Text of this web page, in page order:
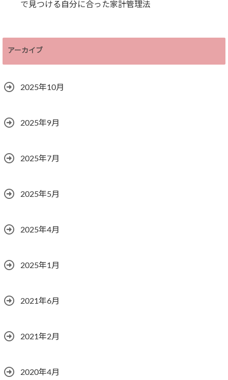
で見つける自分に合った家計管理法
アーカイブ
2025年10月
2025年9月
2025年7月
2025年5月
2025年4月
2025年1月
2021年6月
2021年2月
2020年4月